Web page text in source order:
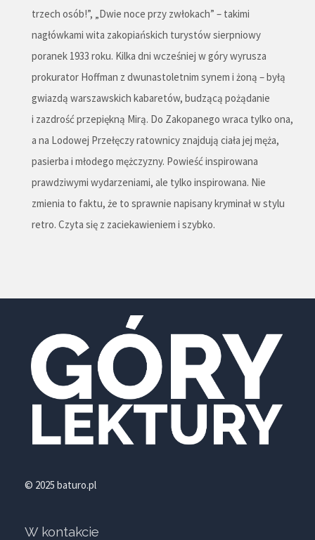
trzech osób!”, „Dwie noce przy zwłokach” – takimi
nagłówkami wita zakopiańskich turystów sierpniowy
poranek 1933 roku. Kilka dni wcześniej w góry wyrusza
prokurator Hoffman z dwunastoletnim synem i żoną – byłą
gwiazdą warszawskich kabaretów, budzącą pożądanie
i zazdrość przepiękną Mirą. Do Zakopanego wraca tylko ona,
a na Lodowej Przełęczy ratownicy znajdują ciała jej męża,
pasierba i młodego mężczyzny. Powieść inspirowana
prawdziwymi wydarzeniami, ale tylko inspirowana. Nie
zmienia to faktu, że to sprawnie napisany kryminał w stylu
retro. Czyta się z zaciekawieniem i szybko.
© 2025 baturo.pl
W kontakcie